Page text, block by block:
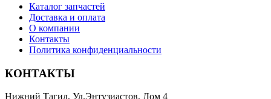
Каталог запчастей
Доставка и оплата
О компании
Контакты
Политика конфиденциальности
КОНТАКТЫ
Нижний Тагил, Ул.Энтузиастов, Дом 4